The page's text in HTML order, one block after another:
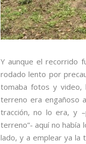
Y aunque el recorrido
rodado lento por
tomaba fotos y video,
terreno era engañoso
tracción, no lo era, y
terreno”- aquí no había
lado, y a emplear ya la